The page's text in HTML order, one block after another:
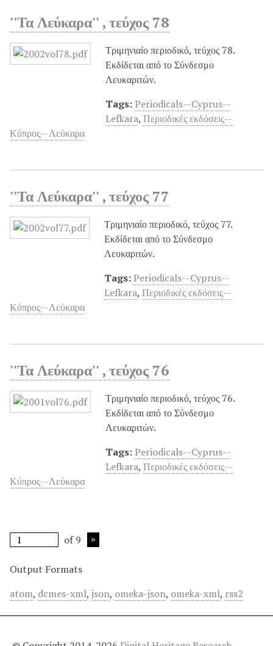
''Τα Λεύκαρα'' , τεύχος 78
Τριμηνιαίο περιοδικό, τεύχος 78.
Εκδίδεται από το Σύνδεσμο
Λευκαριτών.
Tags: Periodicals--Cyprus--
Lefkara, Περιοδικές εκδόσεις--
Κύπρος--Λεύκαρα
''Τα Λεύκαρα'' , τεύχος 77
Τριμηνιαίο περιοδικό, τεύχος 77.
Εκδίδεται από το Σύνδεσμο
Λευκαριτών.
Tags: Periodicals--Cyprus--
Lefkara, Περιοδικές εκδόσεις--
Κύπρος--Λεύκαρα
''Τα Λεύκαρα'' , τεύχος 76
Τριμηνιαίο περιοδικό, τεύχος 76.
Εκδίδεται από το Σύνδεσμο
Λευκαριτών.
Tags: Periodicals--Cyprus--
Lefkara, Περιοδικές εκδόσεις--
Κύπρος--Λεύκαρα
of 9
Output Formats
atom, dcmes-xml, json, omeka-json, omeka-xml, rss2